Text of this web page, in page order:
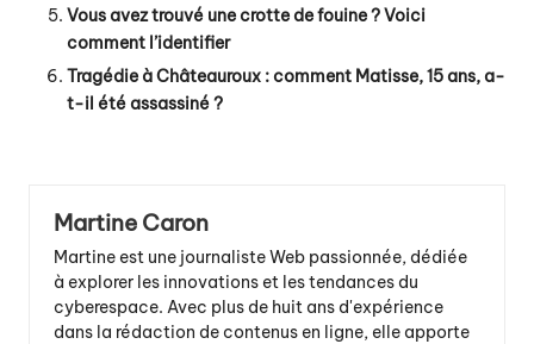
Vous avez trouvé une crotte de fouine ? Voici
comment l’identifier
Tragédie à Châteauroux : comment Matisse, 15 ans, a-
t-il été assassiné ?
Martine Caron
Martine est une journaliste Web passionnée, dédiée
à explorer les innovations et les tendances du
cyberespace. Avec plus de huit ans d'expérience
dans la rédaction de contenus en ligne, elle apporte